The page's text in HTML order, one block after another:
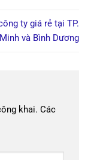
ty giá rẻ tại TP.
và Bình Dương
khai. Các